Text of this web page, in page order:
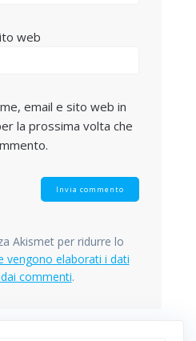
web
email e sito web in
la prossima volta che
Akismet per ridurre lo
vengono elaborati i dati
commenti.